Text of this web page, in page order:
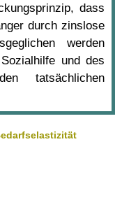
dass
durch zinslose
werden
und des
tatsächlichen